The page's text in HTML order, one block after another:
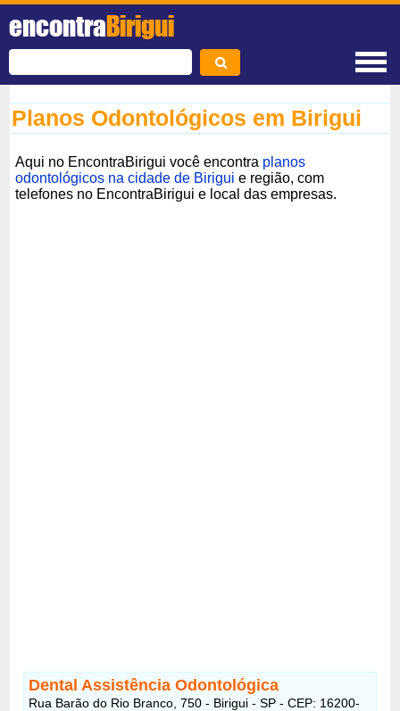
encontraBirigui
Planos Odontológicos em Birigui
Aqui no EncontraBirigui você encontra planos
odontológicos na cidade de Birigui e região, com
telefones no EncontraBirigui e local das empresas.
Dental Assistência Odontológica
Rua Barão do Rio Branco, 750 - Birigui - SP - CEP: 16200-